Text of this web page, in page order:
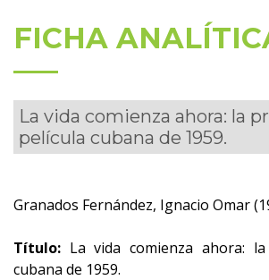
FICHA
La vida comienza ahora: la
película cubana de 1959.
Granados Fernández, Ignacio Omar
Título: La vida comienza ahora:
cubana de 1959.